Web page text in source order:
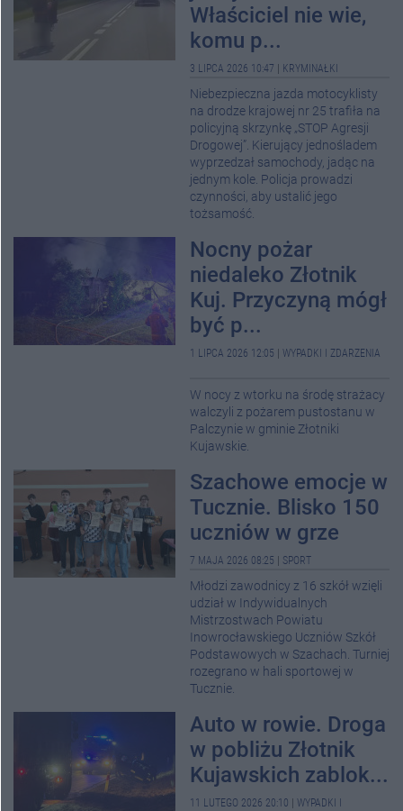
Właściciel nie wie,
komu p...
3 LIPCA 2026 10:47 | KRYMINAŁKI
Niebezpieczna jazda motocyklisty
na drodze krajowej nr 25 trafiła na
policyjną skrzynkę „STOP Agresji
Drogowej”. Kierujący jednośladem
wyprzedzał samochody, jadąc na
jednym kole. Policja prowadzi
czynności, aby ustalić jego
tożsamość.
Nocny pożar
niedaleko Złotnik
Kuj. Przyczyną mógł
być p...
1 LIPCA 2026 12:05 | WYPADKI I ZDARZENIA
W nocy z wtorku na środę strażacy
walczyli z pożarem pustostanu w
Palczynie w gminie Złotniki
Kujawskie.
Szachowe emocje w
Tucznie. Blisko 150
uczniów w grze
7 MAJA 2026 08:25 | SPORT
Młodzi zawodnicy z 16 szkół wzięli
udział w Indywidualnych
Mistrzostwach Powiatu
Inowrocławskiego Uczniów Szkół
Podstawowych w Szachach. Turniej
rozegrano w hali sportowej w
Tucznie.
Auto w rowie. Droga
w pobliżu Złotnik
Kujawskich zablok...
11 LUTEGO 2026 20:10 | WYPADKI I